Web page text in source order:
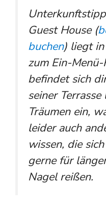
Guest House (
buchen) liegt
zum Ein-
befindet sich
seiner
Träumen ein,
leider auch
wissen, die
gerne für
Nagel reißen.